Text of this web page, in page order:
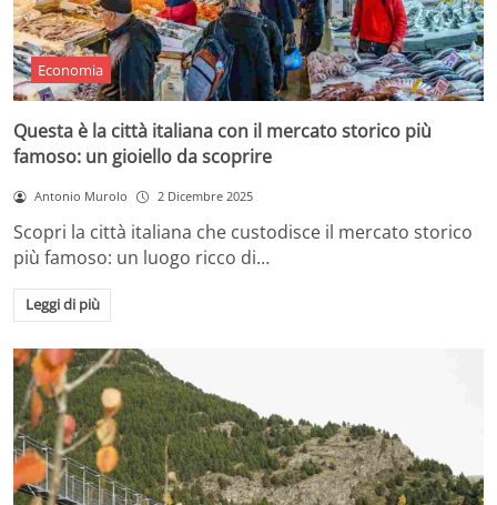
Economia
Questa è la città italiana con il mercato storico più
famoso: un gioiello da scoprire
Antonio Murolo 2 Dicembre 2025
Scopri la città italiana che custodisce il mercato storico
più famoso: un luogo ricco di…
Leggi di più